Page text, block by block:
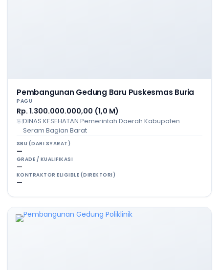
Pembangunan Gedung Baru Puskesmas Buria
PAGU
Rp. 1.300.000.000,00 (1,0 M)
DINAS KESEHATAN Pemerintah Daerah Kabupaten
Seram Bagian Barat
SBU (DARI SYARAT)
—
GRADE / KUALIFIKASI
—
KONTRAKTOR ELIGIBLE (DIREKTORI)
—